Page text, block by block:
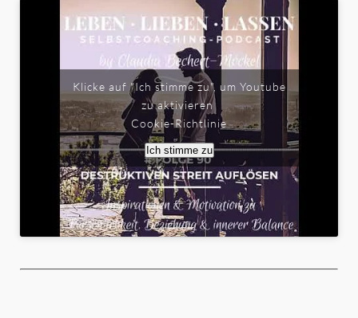
Klicke auf "Ich stimme zu", um Youtube
zu aktivieren
Cookie-Richtlinie
Ich stimme zu